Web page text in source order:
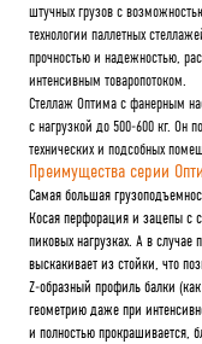
штучных грузов с
технологии паллетных
прочностью и надежностью,
интенсивным товаропотоком.
Стеллаж Оптима с фанерным
с нагрузкой до 500-600 кг. Он
технических и подсобных
Преимущества серии
Самая большая
Косая перфорация и зацепы с
пиковых нагрузках. А в
выскакивает из стойки, что
Z-образный профиль балки
геометрию даже при
и полностью прокрашивается,